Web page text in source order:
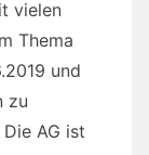
vielen
Thema
und
zu
AG ist